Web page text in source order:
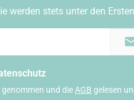
stets unter den
und die AGB gelesen